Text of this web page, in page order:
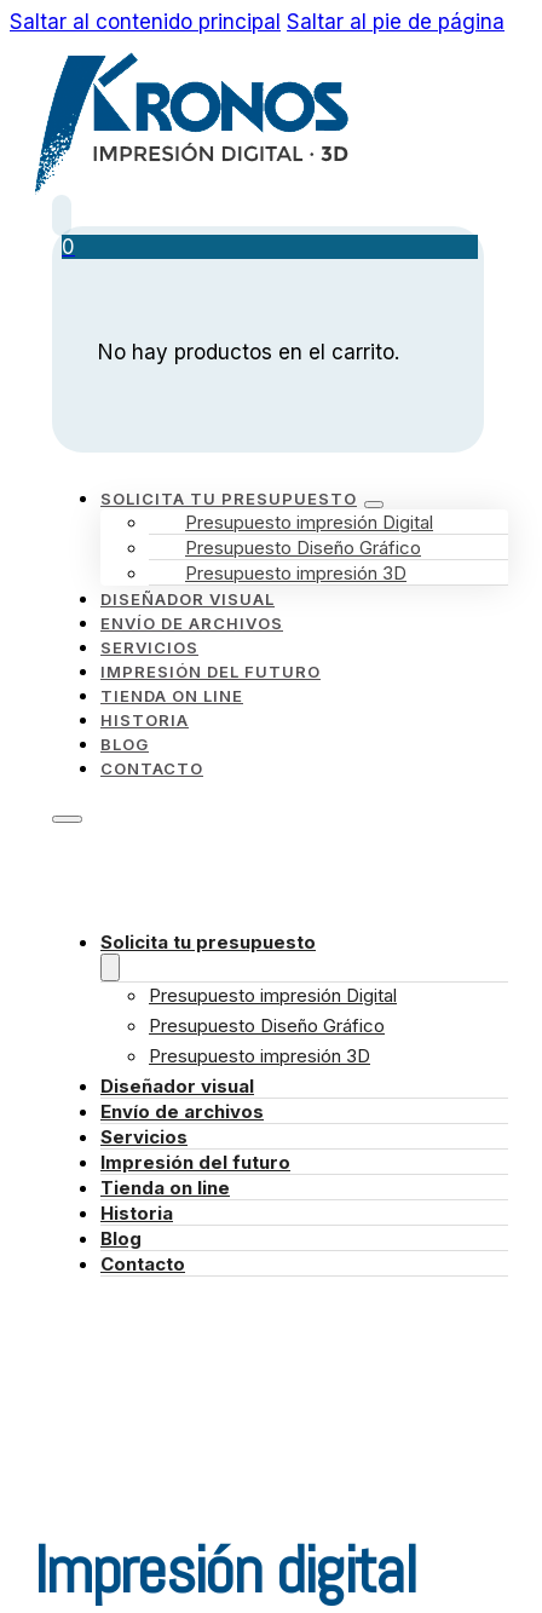
Saltar al contenido principal Saltar al pie de página
0
No hay productos en el carrito.
SOLICITA TU PRESUPUESTO
Presupuesto impresión Digital
Presupuesto Diseño Gráfico
Presupuesto impresión 3D
DISEÑADOR VISUAL
ENVÍO DE ARCHIVOS
SERVICIOS
IMPRESIÓN DEL FUTURO
TIENDA ON LINE
HISTORIA
BLOG
CONTACTO
Solicita tu presupuesto
Presupuesto impresión Digital
Presupuesto Diseño Gráfico
Presupuesto impresión 3D
Diseñador visual
Envío de archivos
Servicios
Impresión del futuro
Tienda on line
Historia
Blog
Contacto
Impresión digital